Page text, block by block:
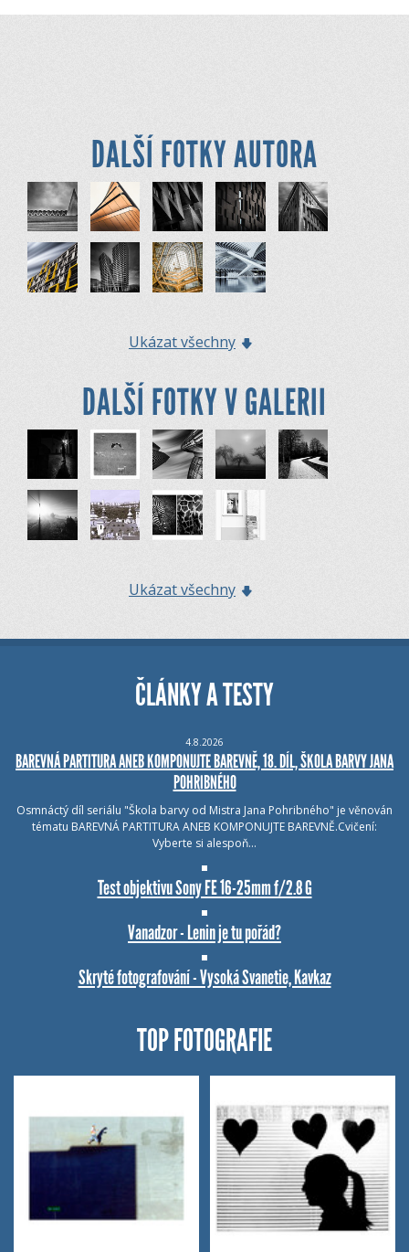
DALŠÍ FOTKY AUTORA
Ukázat všechny
DALŠÍ FOTKY V GALERII
Ukázat všechny
ČLÁNKY A TESTY
4.8.2026
BAREVNÁ PARTITURA ANEB KOMPONUJTE BAREVNĚ, 18. DÍL, ŠKOLA BARVY JANA
POHRIBNÉHO
Osmnáctý díl seriálu "Škola barvy od Mistra Jana Pohribného" je věnován
tématu BAREVNÁ PARTITURA ANEB KOMPONUJTE BAREVNĚ.Cvičení:
Vyberte si alespoň…
Test objektivu Sony FE 16-25mm f/2.8 G
Vanadzor - Lenin je tu pořád?
Skryté fotografování - Vysoká Svanetie, Kavkaz
TOP FOTOGRAFIE